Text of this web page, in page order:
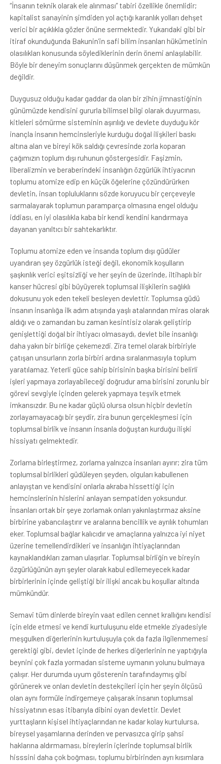
“İnsanın teknik olarak ele alınması” tabiri özellikle önemlidir;
kapitalist sanayinin şimdiden yol açtığı karanlık yolları dehşet
verici bir açıklıkla gözler önüne sermektedir. Yukarıdaki gibi bir
itiraf okunduğunda Bakunin’in safi bilim insanları hükümetinin
olasılıkları konusunda söylediklerinin derin önemi anlaşılabilir.
Böyle bir deneyim sonuçlarını düşünmek gerçekten de mümkün
değildir.
Duygusuz olduğu kadar gaddar da olan bir zihin jimnastiğinin
günümüzde kendisini gururla bilimsel bilgi olarak duyurması,
kitleleri sömürme sisteminin aşırılığı ve devlete duyduğu kör
inançla insanın hemcinsleriyle kurduğu doğal ilişkileri baskı
altına alan ve bireyi kök saldığı çevresinde zorla koparan
çağımızın toplum dışı ruhunun göstergesidir. Faşizmin,
liberalizmin ve beraberindeki insanlığın özgürlük ihtiyacının
toplumu atomize edip en küçük öğelerine çözündürürken
devletin, insan topluluklarını sözde koruyucu bir çerçeveyle
sarmalayarak toplumun paramparça olmasına engel olduğu
iddiası, en iyi olasılıkla kaba bir kendi kendini kandırmaya
dayanan yanıltıcı bir sahtekarlıktır.
Toplumu atomize eden ve insanda toplum dışı güdüler
uyandıran şey özgürlük isteği değil, ekonomik koşulların
şaşkınlık verici eşitsizliği ve her şeyin de üzerinde, iltihaplı bir
kanser hücresi gibi büyüyerek toplumsal ilişkilerin sağlıklı
dokusunu yok eden tekeli besleyen devlettir. Toplumsa güdü
insanın insanlığa ilk adım atışında yaşlı atalarından miras olarak
aldığı ve o zamandan bu zaman kesintisiz olarak geliştirip
genişlettiği doğal bir ihtiyacı olmasaydı, devlet bile insanlığı
daha yakın bir birliğe çekemezdi. Zira temel olarak birbiriyle
çatışan unsurların zorla birbiri ardına sıralanmasıyla toplum
yaratılamaz. Yeterli güce sahip birisinin başka birisini belirli
işleri yapmaya zorlayabileceği doğrudur ama birisini zorunlu bir
görevi sevgiyle içinden gelerek yapmaya teşvik etmek
imkansızdır. Bu ne kadar güçlü olursa olsun hiçbir devletin
zorlayamayacağı bir şeydir, zira bunun gerçekleşmesi için
toplumsal birlik ve insanın insanla doğuştan kurduğu ilişki
hissiyatı gelmektedir.
Zorlama birleştirmez, zorlama yalnızca insanları ayırır; zira tüm
toplumsal birlikleri güdüleyen şeyden, olguları kabullenen
anlayıştan ve kendisini onlarla akraba hissettiği için
hemcinslerinin hislerini anlayan sempatiden yoksundur.
İnsanları ortak bir şeye zorlamak onları yakınlaştırmaz aksine
birbirine yabancılaştırır ve aralarına bencillik ve ayrılık tohumları
eker. Toplumsal bağlar kalıcıdır ve amaçlarına yalnızca iyi niyet
üzerine temellendirdikleri ve insanlığın ihtiyaçlarından
kaynaklandıkları zaman ulaşırlar. Toplumsal birliğin ve bireyin
özgürlüğünün ayrı şeyler olarak kabul edilemeyecek kadar
birbirlerinin içinde geliştiği bir ilişki ancak bu koşullar altında
mümkündür.
Semavi tüm dinlerde bireyin vaat edilen cennet krallığını kendisi
için elde etmesi ve kendi kurtuluşunu elde etmekle ziyadesiyle
meşgulken diğerlerinin kurtuluşuyla çok da fazla ilgilenmemesi
gerektiği gibi, devlet içinde de herkes diğerlerinin ne yaptığıyla
beynini çok fazla yormadan sisteme uymanın yolunu bulmaya
çalışır. Her durumda uyum gösterenin tarafındaymış gibi
görünerek ve onları devletin destekçileri için her şeyin ölçüsü
olan aynı formüle indirgemeye çalışarak insanın toplumsal
hissiyatının esas itibarıyla dibini oyan devlettir. Devlet
yurttaşların kişisel ihtiyaçlarından ne kadar kolay kurtulursa,
bireysel yaşamlarına derinden ve pervasızca girip şahsi
haklarına aldırmaması, bireylerin içlerinde toplumsal birlik
hisssini daha çok boğması, toplumu birbirinden ayrı kısımlara